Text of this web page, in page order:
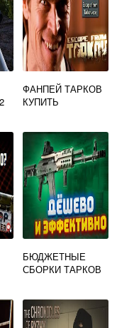
ФАНПЕЙ ТАРКОВ
КУПИТЬ
БЮДЖЕТНЫЕ
СБОРКИ ТАРКОВ